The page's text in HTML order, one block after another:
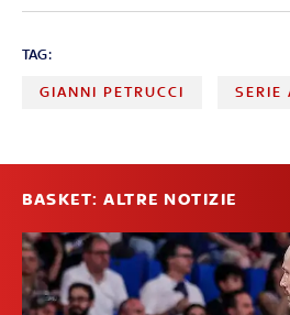
TAG:
GIANNI PETRUCCI SERIE
BASKET: ALTRE NOTIZIE